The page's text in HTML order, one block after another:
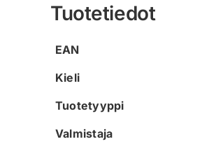
Tuotetiedot
EAN
Kieli
Tuotetyyppi
Valmistaja